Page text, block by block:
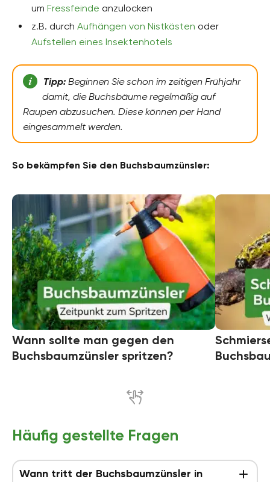
um Fressfeinde anzulocken
z.B. durch Aufhängen von Nistkästen oder
Aufstellen eines Insektenhotels
Tipp: Beginnen Sie schon im zeitigen Frühjahr
damit, die Buchsbäume regelmäßig auf
Raupen abzusuchen. Diese können per Hand
eingesammelt werden.
So bekämpfen Sie den Buchsbaumzünsler:
Wann sollte man gegen den
Buchsbaumzünsler spritzen?
Häufig gestellte Fragen
Wann tritt der Buchsbaumzünsler in